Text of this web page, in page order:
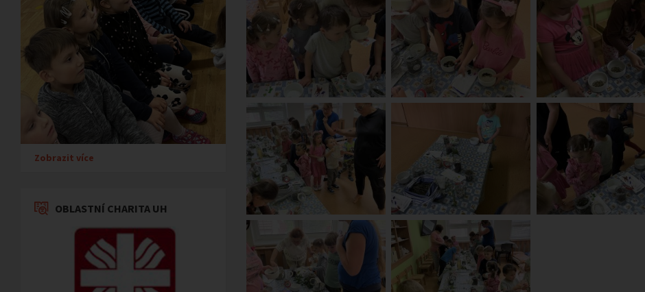
Zobrazit více
OBLASTNÍ CHARITA UH